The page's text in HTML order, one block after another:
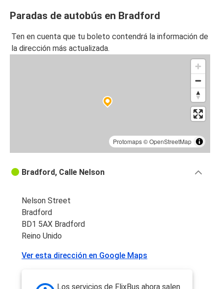
Paradas de autobús en Bradford
Ten en cuenta que tu boleto contendrá la información de
la dirección más actualizada.
Protomaps©OpenStreetMap
Bradford, Calle Nelson
Nelson Street
Bradford
BD1 5AX Bradford
Reino Unido
Ver esta dirección en Google Maps
Los servicios de FlixBus ahora salen